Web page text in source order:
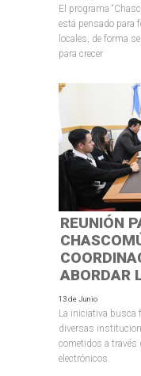
El programa
está pensado para
locales, de forma
para crecer
REUNIÓN
ABORDAR
13 de Junio
La iniciativa busca
diversas
cometidos a
electrónicos.